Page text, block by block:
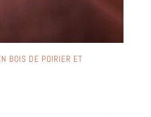
BOIS DE POIRIER ET